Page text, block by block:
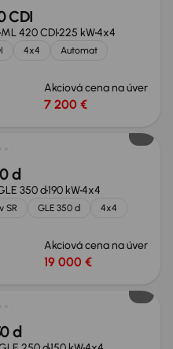
CDI
ML 420 CDI225 kW4x4
4x4
Automat
Akciová cena na úver
7 200 €
d
350 d190 kW4x4
SR GLE 350 d
4x4
Akciová cena na úver
19 000 €
d